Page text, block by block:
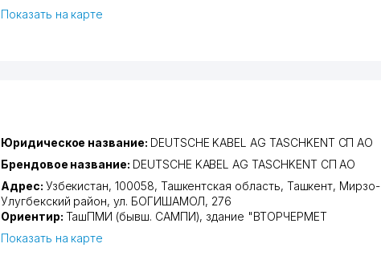
Показать на карте
Юридическое название: DEUTSCHE KABEL AG TASCHKENT СП АО
Брендовое название: DEUTSCHE KABEL AG TASCHKENT СП АО
Адрес: Узбекистан, 100058, Ташкентская область, Ташкент, Мирзо-
Улугбекский район,ул. БОГИШАМОЛ, 276
Ориентир: ТашПМИ (бывш. САМПИ), здание "ВТОРЧЕРМЕТ
Показать на карте